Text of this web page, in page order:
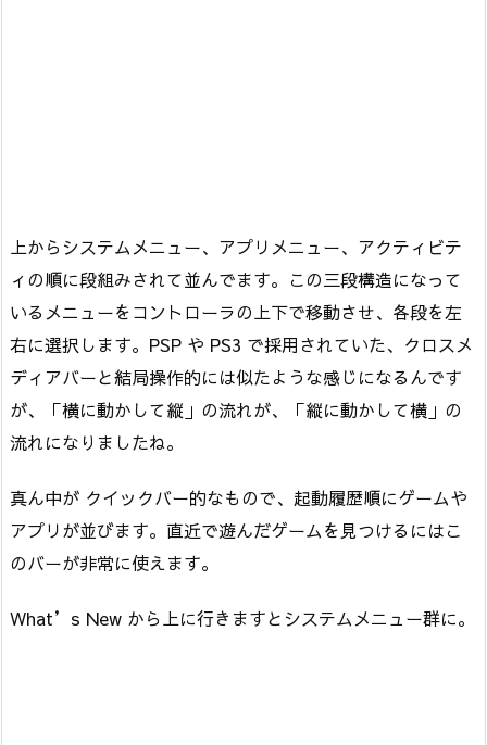
上からシステムメニュー、アプリメニュー、アクティビテ
ィの順に段組みされて並んでます。この三段構造になって
いるメニューをコントローラの上下で移動させ、各段を左
右に選択します。PSP や PS3 で採用されていた、クロスメ
ディアバーと結局操作的には似たような感じになるんです
が、「横に動かして縦」の流れが、「縦に動かして横」の
流れになりましたね。
真ん中が クイックバー的なもので、起動履歴順にゲームや
アプリが並びます。直近で遊んだゲームを見つけるにはこ
のバーが非常に使えます。
What’s New から上に行きますとシステムメニュー群に。